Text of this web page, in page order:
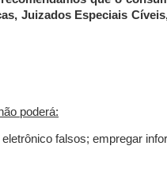
Juizados Especiais
poderá:
falsos; empregar